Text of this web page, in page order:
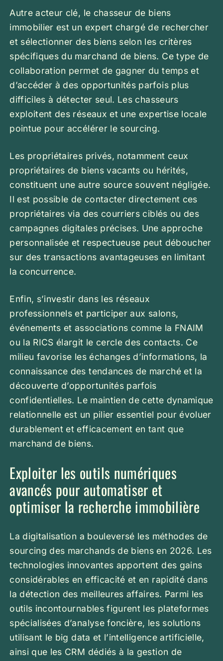
Autre acteur clé, le chasseur de biens
immobilier est un expert chargé de rechercher
et sélectionner des biens selon les critères
spécifiques du marchand de biens. Ce type de
collaboration permet de gagner du temps et
d’accéder à des opportunités parfois plus
difficiles à détecter seul. Les chasseurs
exploitent des réseaux et une expertise locale
pointue pour accélérer le sourcing.
Les propriétaires privés, notamment ceux
propriétaires de biens vacants ou hérités,
constituent une autre source souvent négligée.
Il est possible de contacter directement ces
propriétaires via des courriers ciblés ou des
campagnes digitales précises. Une approche
personnalisée et respectueuse peut déboucher
sur des transactions avantageuses en limitant
la concurrence.
Enfin, s’investir dans les réseaux
professionnels et participer aux salons,
événements et associations comme la FNAIM
ou la RICS élargit le cercle des contacts. Ce
milieu favorise les échanges d’informations, la
connaissance des tendances de marché et la
découverte d’opportunités parfois
confidentielles. Le maintien de cette dynamique
relationnelle est un pilier essentiel pour évoluer
durablement et efficacement en tant que
marchand de biens.
Exploiter les outils numériques
avancés pour automatiser et
optimiser la recherche immobilière
La digitalisation a bouleversé les méthodes de
sourcing des marchands de biens en 2026. Les
technologies innovantes apportent des gains
considérables en efficacité et en rapidité dans
la détection des meilleures affaires. Parmi les
outils incontournables figurent les plateformes
spécialisées d’analyse foncière, les solutions
utilisant le big data et l’intelligence artificielle,
ainsi que les CRM dédiés à la gestion de